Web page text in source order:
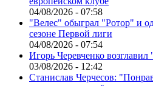
04/08/2026 - 07:58
"Велес" обыграл "Ротор" и
сезоне Первой лиги
04/08/2026 - 07:54
Игорь Черевченко
03/08/2026 - 12:42
Станислав Черчесов: